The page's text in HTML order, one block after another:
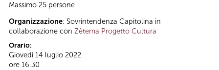
Massimo 25 persone
Organizzazione: Sovrintendenza Capitolina in
collaborazione con Zètema Progetto Cultura
Orario:
Giovedì 14 luglio 2022
ore 16.30